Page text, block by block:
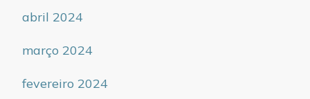
abril 2024
março 2024
fevereiro 2024